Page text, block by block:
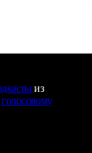
из
голосовому